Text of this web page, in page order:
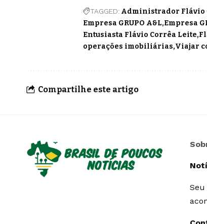
TAGGED: Administrador Flávio
Empresa GRUPO A&L Empresa
Entusiasta Flávio Corrêa Leite
operações imobiliárias Viajar
Compartilhe este artigo